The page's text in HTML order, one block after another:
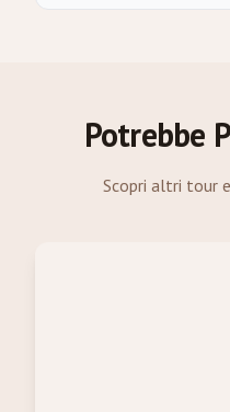
Potrebbe
Scopri altri tour